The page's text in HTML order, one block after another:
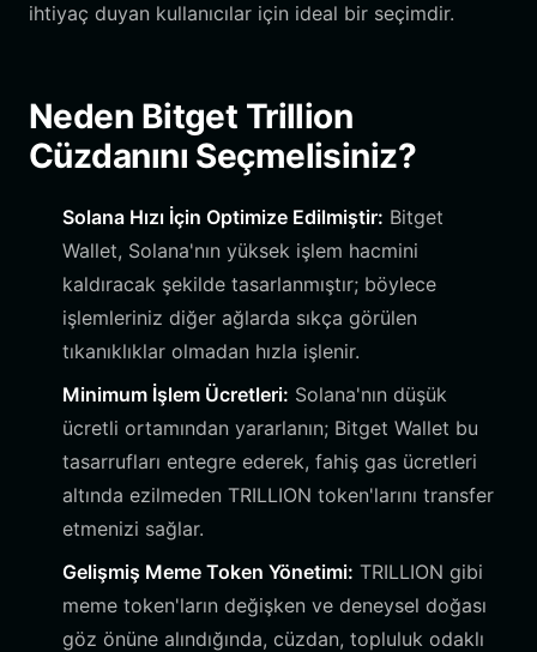
ihtiyaç duyan kullanıcılar için ideal bir seçimdir.
Neden Bitget Trillion
Cüzdanını Seçmelisiniz?
Solana Hızı İçin Optimize Edilmiştir: Bitget
Wallet, Solana'nın yüksek işlem hacmini
kaldıracak şekilde tasarlanmıştır; böylece
işlemleriniz diğer ağlarda sıkça görülen
tıkanıklıklar olmadan hızla işlenir.
Minimum İşlem Ücretleri: Solana'nın düşük
ücretli ortamından yararlanın; Bitget Wallet bu
tasarrufları entegre ederek, fahiş gas ücretleri
altında ezilmeden TRILLION token'larını transfer
etmenizi sağlar.
Gelişmiş Meme Token Yönetimi: TRILLION gibi
meme token'ların değişken ve deneysel doğası
göz önüne alındığında, cüzdan, topluluk odaklı